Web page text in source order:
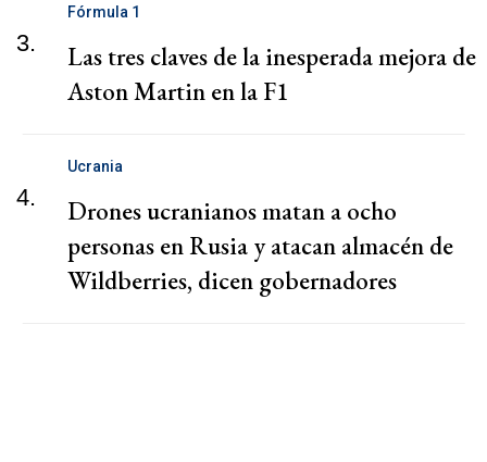
3.
Fórmula 1
Las tres claves de la inesperada mejora de
Aston Martin en la F1
4.
Ucrania
Drones ucranianos matan a ocho
personas en Rusia y atacan almacén de
Wildberries, dicen gobernadores